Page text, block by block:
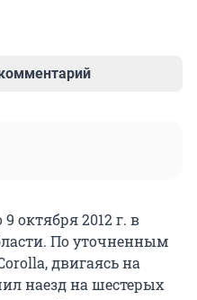
октября 2012 г. в
По уточненным
двигаясь на
наезд на шестерых